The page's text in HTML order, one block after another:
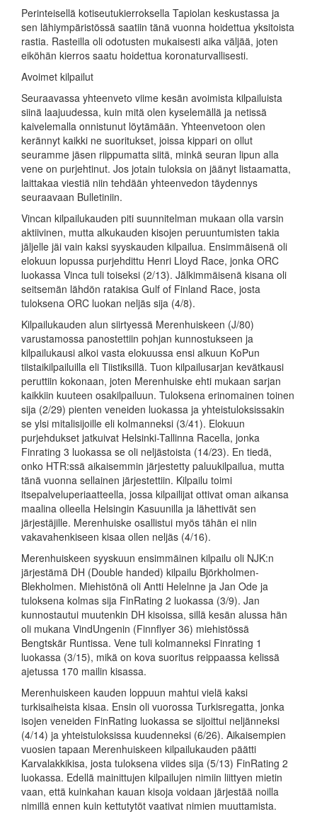
Perinteisellä kotiseutukierroksella Tapiolan keskustassa ja
sen lähiympäristössä saatiin tänä vuonna hoidettua yksitoista
rastia. Rasteilla oli odotusten mukaisesti aika väljää, joten
eiköhän kierros saatu hoidettua koronaturvallisesti.
Avoimet kilpailut
Seuraavassa yhteenveto viime kesän avoimista kilpailuista
siinä laajuudessa, kuin mitä olen kyselemällä ja netissä
kaivelemalla onnistunut löytämään. Yhteenvetoon olen
kerännyt kaikki ne suoritukset, joissa kippari on ollut
seuramme jäsen riippumatta siitä, minkä seuran lipun alla
vene on purjehtinut. Jos jotain tuloksia on jäänyt listaamatta,
laittakaa viestiä niin tehdään yhteenvedon täydennys
seuraavaan Bulletiniin.
Vincan kilpailukauden piti suunnitelman mukaan olla varsin
aktiivinen, mutta alkukauden kisojen peruuntumisten takia
jäljelle jäi vain kaksi syyskauden kilpailua. Ensimmäisenä oli
elokuun lopussa purjehdittu Henri Lloyd Race, jonka ORC
luokassa Vinca tuli toiseksi (2/13). Jälkimmäisenä kisana oli
seitsemän lähdön ratakisa Gulf of Finland Race, josta
tuloksena ORC luokan neljäs sija (4/8).
Kilpailukauden alun siirtyessä Merenhuiskeen (J/80)
varustamossa panostettiin pohjan kunnostukseen ja
kilpailukausi alkoi vasta elokuussa ensi alkuun KoPun
tiistaikilpailuilla eli Tiistiksillä. Tuon kilpailusarjan kevätkausi
peruttiin kokonaan, joten Merenhuiske ehti mukaan sarjan
kaikkiin kuuteen osakilpailuun. Tuloksena erinomainen toinen
sija (2/29) pienten veneiden luokassa ja yhteistuloksissakin
se ylsi mitalisijoille eli kolmanneksi (3/41). Elokuun
purjehdukset jatkuivat Helsinki-Tallinna Racella, jonka
Finrating 3 luokassa se oli neljästoista (14/23). En tiedä,
onko HTR:ssä aikaisemmin järjestetty paluukilpailua, mutta
tänä vuonna sellainen järjestettiin. Kilpailu toimi
itsepalveluperiaatteella, jossa kilpailijat ottivat oman aikansa
maalina olleella Helsingin Kasuunilla ja lähettivät sen
järjestäjille. Merenhuiske osallistui myös tähän ei niin
vakavahenkiseen kisaa ollen neljäs (4/16).
Merenhuiskeen syyskuun ensimmäinen kilpailu oli NJK:n
järjestämä DH (Double handed) kilpailu Björkholmen-
Blekholmen. Miehistönä oli Antti Helelnne ja Jan Ode ja
tuloksena kolmas sija FinRating 2 luokassa (3/9). Jan
kunnostautui muutenkin DH kisoissa, sillä kesän alussa hän
oli mukana VindUngenin (Finnflyer 36) miehistössä
Bengtskär Runtissa. Vene tuli kolmanneksi Finrating 1
luokassa (3/15), mikä on kova suoritus reippaassa kelissä
ajetussa 170 mailin kisassa.
Merenhuiskeen kauden loppuun mahtui vielä kaksi
turkisaiheista kisaa. Ensin oli vuorossa Turkisregatta, jonka
isojen veneiden FinRating luokassa se sijoittui neljänneksi
(4/14) ja yhteistuloksissa kuudenneksi (6/26). Aikaisempien
vuosien tapaan Merenhuiskeen kilpailukauden päätti
Karvalakkikisa, josta tuloksena viides sija (5/13) FinRating 2
luokassa. Edellä mainittujen kilpailujen nimiin liittyen mietin
vaan, että kuinkahan kauan kisoja voidaan järjestää noilla
nimillä ennen kuin kettutytöt vaativat nimien muuttamista.